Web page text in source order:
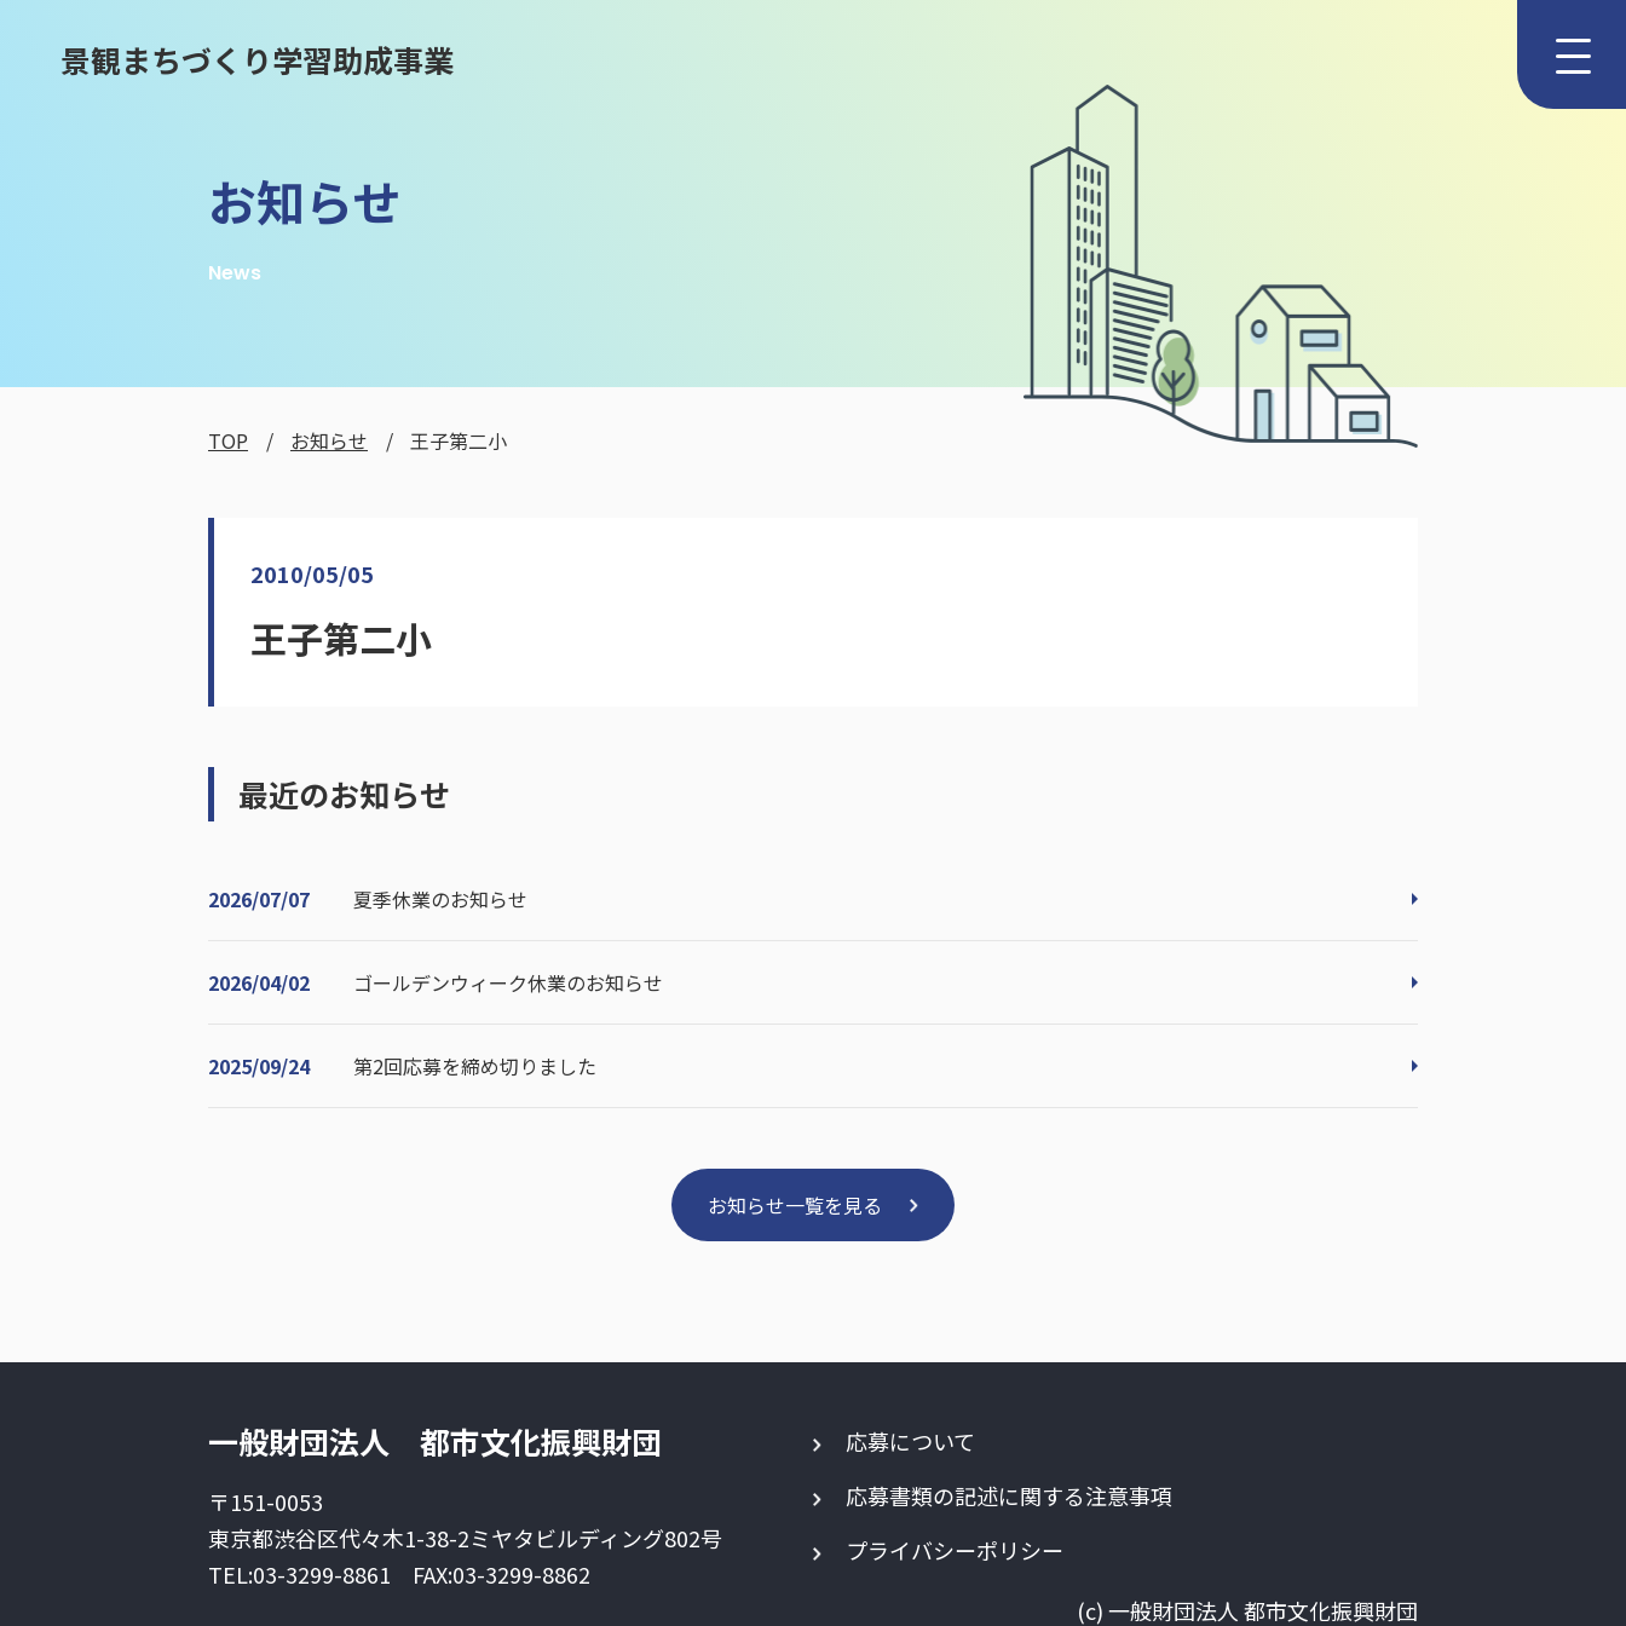
景観まちづくり学習助成事業
お知らせ
News
TOP お知らせ 王子第二小
2010/05/05
王子第二小
最近のお知らせ
2026/07/07 夏季休業のお知らせ
2026/04/02 ゴールデンウィーク休業のお知らせ
2025/09/24 第2回応募を締め切りました
お知らせ一覧を見る
一般財団法人 都市文化振興財団
〒151-0053
東京都渋谷区代々木1-38-2ミヤタビルディング802号
TEL:03-3299-8861 FAX:03-3299-8862
応募について
応募書類の記述に関する注意事項
プライバシーポリシー
(c) 一般財団法人 都市文化振興財団